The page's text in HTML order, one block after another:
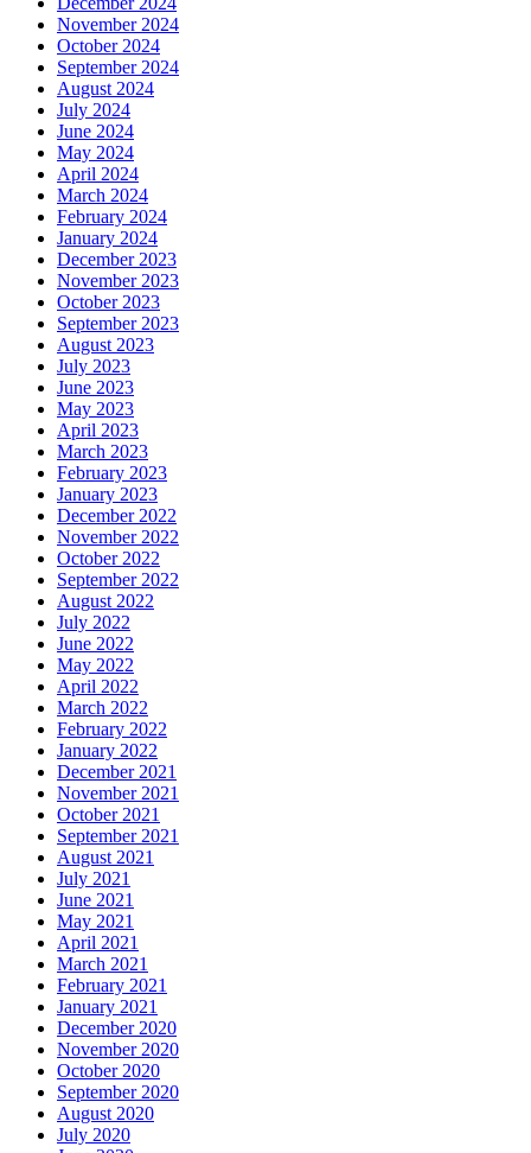
November 2024
October 2024
September 2024
August 2024
July 2024
June 2024
May 2024
April 2024
March 2024
February 2024
January 2024
December 2023
November 2023
October 2023
September 2023
August 2023
July 2023
June 2023
May 2023
April 2023
March 2023
February 2023
January 2023
December 2022
November 2022
October 2022
September 2022
August 2022
July 2022
June 2022
May 2022
April 2022
March 2022
February 2022
January 2022
December 2021
November 2021
October 2021
September 2021
August 2021
July 2021
June 2021
May 2021
April 2021
March 2021
February 2021
January 2021
December 2020
November 2020
October 2020
September 2020
August 2020
July 2020